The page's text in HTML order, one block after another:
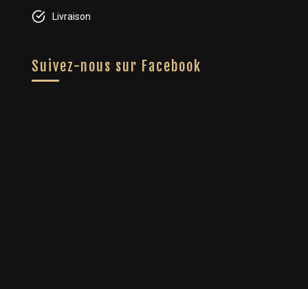
Livraison
Suivez-nous sur Facebook